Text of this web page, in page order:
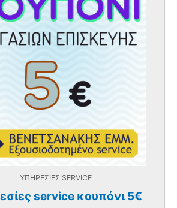
ΥΠΗΡΕΣΙΕΣ SERVICE
service κουπόνι 5€